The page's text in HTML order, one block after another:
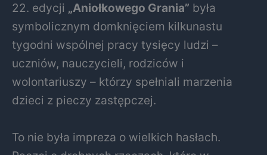
22. edycji „Aniołkowego Grania” była
symbolicznym domknięciem kilkunastu
tygodni wspólnej pracy tysięcy ludzi –
uczniów, nauczycieli, rodziców i
wolontariuszy – którzy spełniali marzenia
dzieci z pieczy zastępczej.
To nie była impreza o wielkich hasłach.